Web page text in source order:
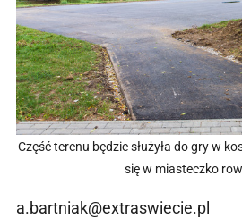
Część terenu będzie służyła do gry w
się w miasteczko
a.bartniak@extraswiecie.pl